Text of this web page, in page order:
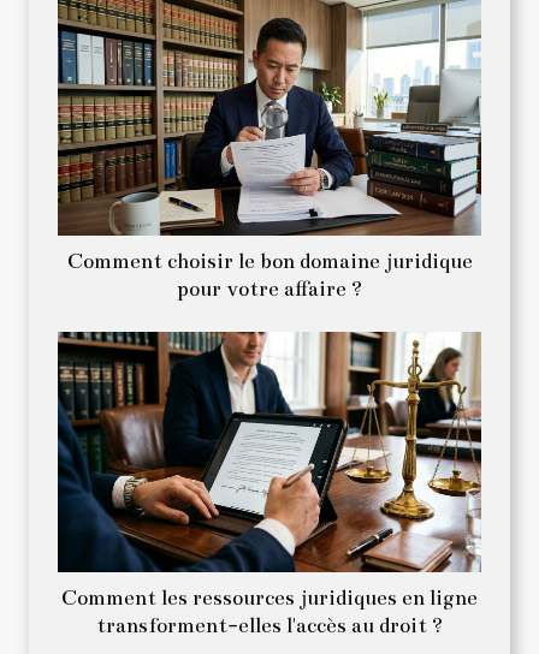
Comment choisir le bon domaine juridique
pour votre affaire ?
Comment les ressources juridiques en ligne
transforment-elles l'accès au droit ?